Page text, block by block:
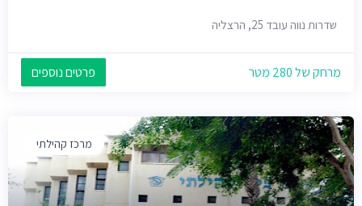
שדרות נווה עובד 25, הרצליה
מרחק של 280 מטר פרטים נוספים
מרכז קהילתי